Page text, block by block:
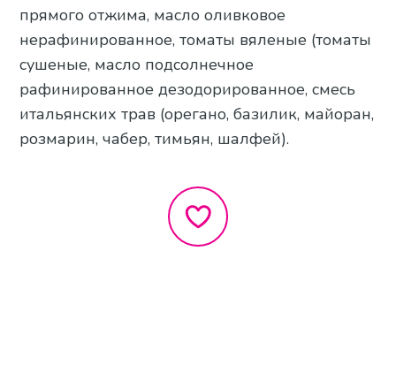
прямого отжима, масло оливковое
нерафинированное, томаты вяленые (томаты
сушеные, масло подсолнечное
рафинированное дезодорированное, смесь
итальянских трав (орегано, базилик, майоран,
розмарин, чабер, тимьян, шалфей).